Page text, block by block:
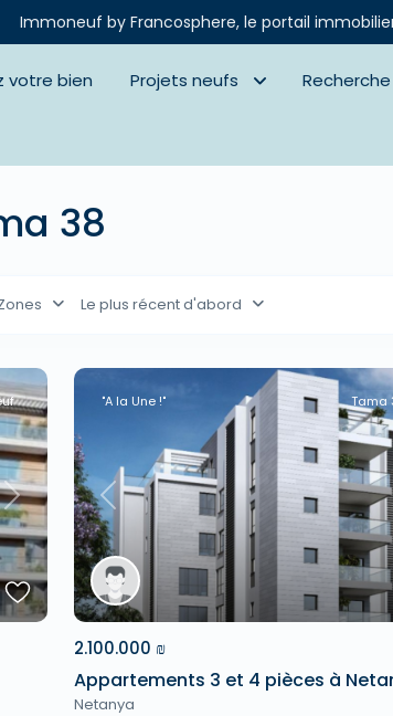
Immoneuf by Francosphere, le portail
votre bien Projets neufs
38
Le plus récent d'abord
Next Previous
"A la Une !" Tama
2.100.000 ₪
Appartements 3 et 4 pièces à
Netanya